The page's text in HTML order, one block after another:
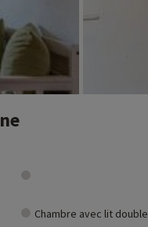
Chambre avec lit double